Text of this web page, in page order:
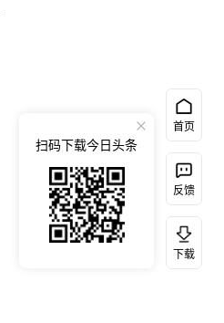
首页
反馈
下载
扫码下载今日头条